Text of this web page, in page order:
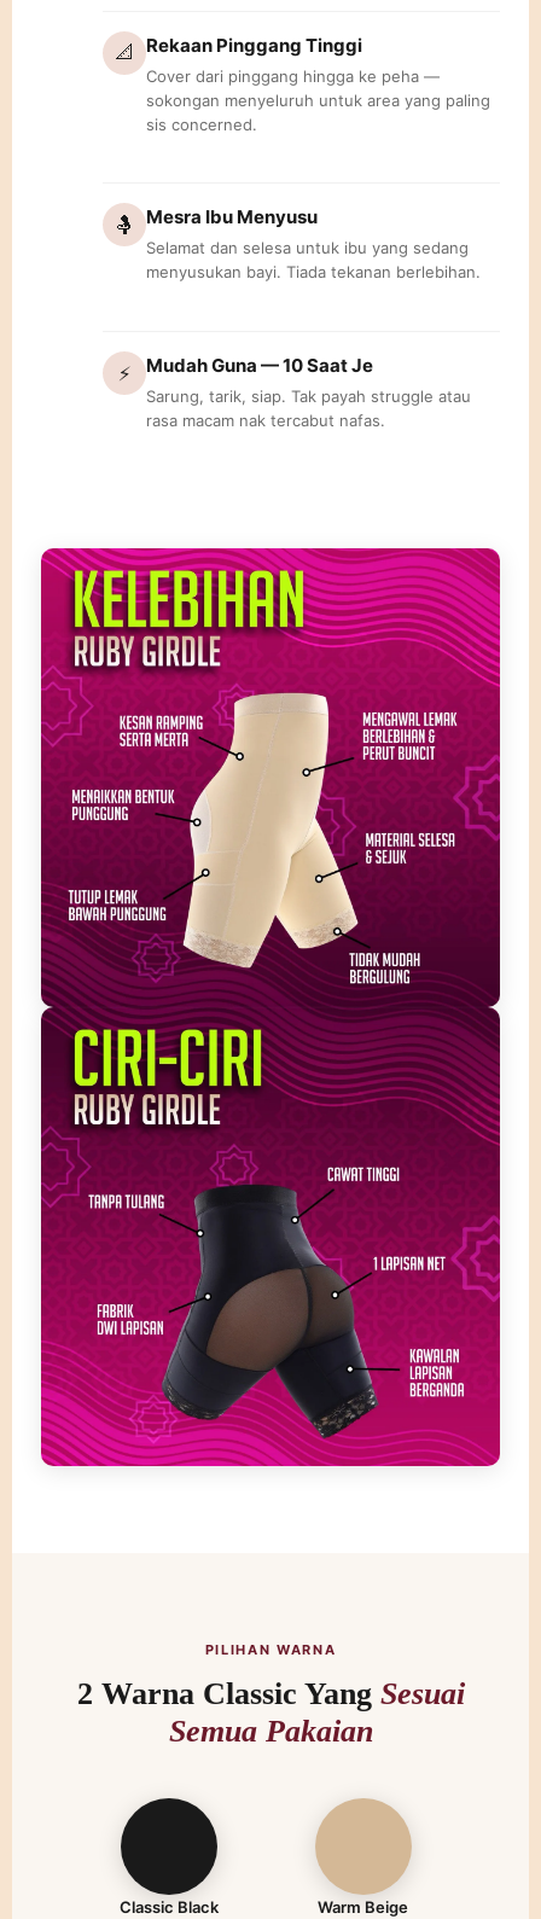
📐 Rekaan Pinggang Tinggi
Cover dari pinggang hingga ke peha —
sokongan menyeluruh untuk area yang paling
sis concerned.
🤱 Mesra Ibu Menyusu
Selamat dan selesa untuk ibu yang sedang
menyusukan bayi. Tiada tekanan berlebihan.
⚡ Mudah Guna — 10 Saat Je
Sarung, tarik, siap. Tak payah struggle atau
rasa macam nak tercabut nafas.
PILIHAN WARNA
2 Warna Classic Yang Sesuai
Semua Pakaian
Classic Black Warm Beige